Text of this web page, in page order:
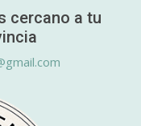
cercano a tu